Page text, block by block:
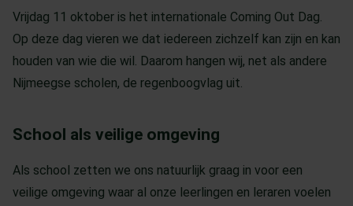
Vrijdag 11 oktober is het internationale Coming Out Dag.
Op deze dag vieren we dat iedereen zichzelf kan zijn en kan
houden van wie die wil. Daarom hangen wij, net als andere
Nijmeegse scholen, de regenboogvlag uit.
School als veilige omgeving
Als school zetten we ons natuurlijk graag in voor een
veilige omgeving waar al onze leerlingen en leraren voelen